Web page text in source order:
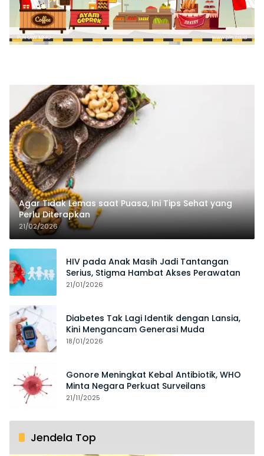
Agar Tidak Lemas saat Puasa, Ini Tips Sehat yang
Perlu Diterapkan
21/02/2026
HIV pada Anak Masih Jadi Tantangan
Serius, Stigma Hambat Akses Perawatan
21/01/2026
Diabetes Tak Lagi Identik dengan Lansia,
Kini Mengancam Generasi Muda
18/01/2026
Gonore Meningkat Kebal Antibiotik, WHO
Minta Negara Perkuat Surveilans
21/11/2025
Jendela Top